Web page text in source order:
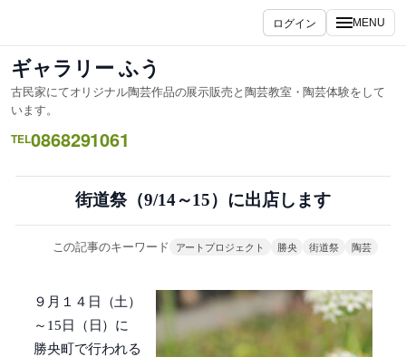
ス
キ
ッ
プ
ログイン MENU
ギャラリー ふう
古民家にてオリジナル陶芸作品の展示販売と陶芸教室・陶芸体験をして
います。
TEL0868291061
街道祭（9/14～15）に出店します
この記事のキーワード アートプロジェクト 勝央 街道祭 陶芸
９月１４日（土）
～15日（日）に
勝央町で行われる